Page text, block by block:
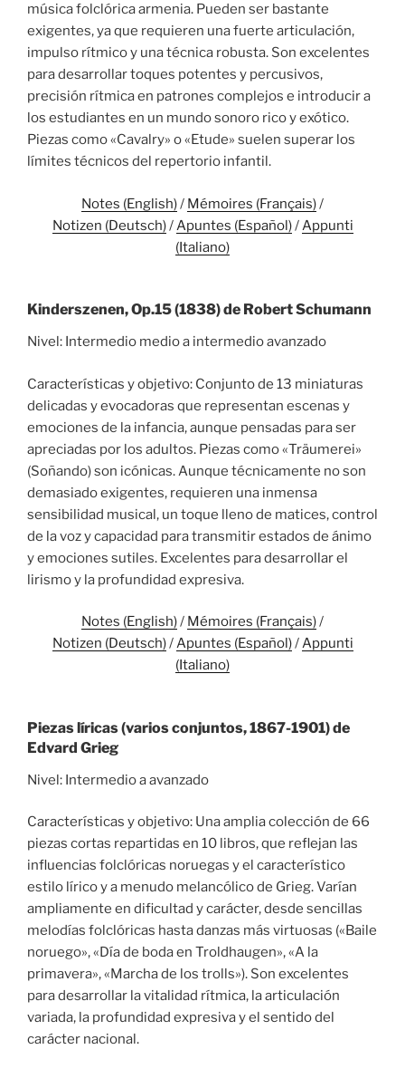
música folclórica armenia. Pueden ser bastante
exigentes, ya que requieren una fuerte articulación,
impulso rítmico y una técnica robusta. Son excelentes
para desarrollar toques potentes y percusivos,
precisión rítmica en patrones complejos e introducir a
los estudiantes en un mundo sonoro rico y exótico.
Piezas como «Cavalry» o «Etude» suelen superar los
límites técnicos del repertorio infantil.
Notes (English)/ Mémoires (Français)/
Notizen (Deutsch)/Apuntes (Español)/Appunti
(Italiano)
Kinderszenen, Op.15 (1838) de Robert Schumann
Nivel: Intermedio medio a intermedio avanzado
Características y objetivo: Conjunto de 13 miniaturas
delicadas y evocadoras que representan escenas y
emociones de la infancia, aunque pensadas para ser
apreciadas por los adultos. Piezas como «Träumerei»
(Soñando) son icónicas. Aunque técnicamente no son
demasiado exigentes, requieren una inmensa
sensibilidad musical, un toque lleno de matices, control
de la voz y capacidad para transmitir estados de ánimo
y emociones sutiles. Excelentes para desarrollar el
lirismo y la profundidad expresiva.
Notes (English)/ Mémoires (Français)/
Notizen (Deutsch)/Apuntes (Español)/Appunti
(Italiano)
Piezas líricas (varios conjuntos, 1867-1901) de
Edvard Grieg
Nivel: Intermedio a avanzado
Características y objetivo: Una amplia colección de 66
piezas cortas repartidas en 10 libros, que reflejan las
influencias folclóricas noruegas y el característico
estilo lírico y a menudo melancólico de Grieg. Varían
ampliamente en dificultad y carácter, desde sencillas
melodías folclóricas hasta danzas más virtuosas («Baile
noruego», «Día de boda en Troldhaugen», «A la
primavera», «Marcha de los trolls»). Son excelentes
para desarrollar la vitalidad rítmica, la articulación
variada, la profundidad expresiva y el sentido del
carácter nacional.